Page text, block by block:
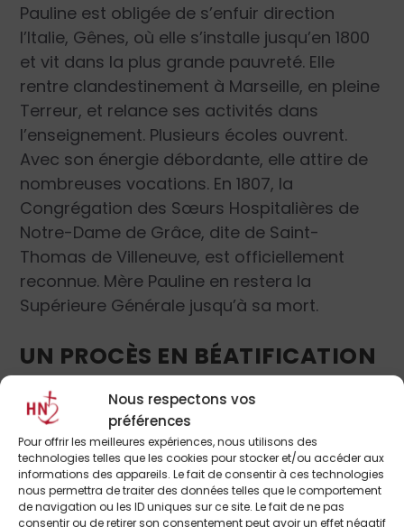
Nous respectons vos
préférences
Pour offrir les meilleures expériences, nous utilisons des
technologies telles que les cookies pour stocker et/ou accéder aux
informations des appareils. Le fait de consentir à ces technologies
nous permettra de traiter des données telles que le comportement
de navigation ou les ID uniques sur ce site. Le fait de ne pas
consentir ou de retirer son consentement peut avoir un effet négatif
Pauline est obligée de s’enfuir direction
l’Italie, Gênes, où elle s’installe jusqu’en 1800
et vit dans la plus grande pauvreté. Elle
rentre clandestinement à Marseille, en pleine
Terreur, et relance ses activités dans
l’enseignement. Plusieurs écoles ouvrent.
Avec son énergie débordante, elle attire de
nombreuses vocations. En 1807, la
Congrégation des Sœurs Hospitalières de
Notre-Dame de Grâce, dite de Saint-
Thomas de Villeneuve, est officiellement
reconnue. Mère Pauline en restera la
Supérieure Générale jusqu’à sa mort.
UN PROCÈS EN BÉATIFICATION
Clin Dieu de la Providence : Mère Pauline
meurt le 22 septembre 1820, jour de la fête
de saint Thomas de Villeneuve, à Lambesc.
Elle laisse derrière-elle de nombreuses
communautés. Elle a vécu ses dernières
années dans la maladie, comme l’a rappelé